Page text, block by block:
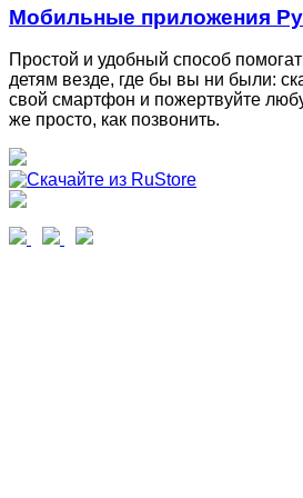
Мобильные приложения
Простой и удобный способ
детям везде, где бы вы ни были:
свой смартфон и пожертвуйте
же просто, как позвонить.